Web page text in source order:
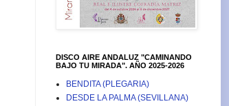
DISCO AIRE ANDALUZ "CAMINANDO
BAJO TU MIRADA". AÑO 2025-2026
BENDITA (PLEGARIA)
DESDE LA PALMA (SEVILLANA)